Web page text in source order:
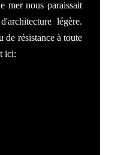
mer nous paraissait
légère.
de résistance à toute
ici: